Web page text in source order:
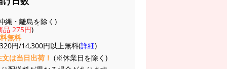
縄・離島を除く)
品 275円)
無料
円/14,300円以上無料(詳細)
は当日出荷！ (※休業日を除く)